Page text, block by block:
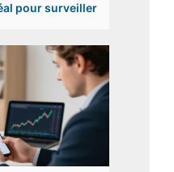
pour surveiller